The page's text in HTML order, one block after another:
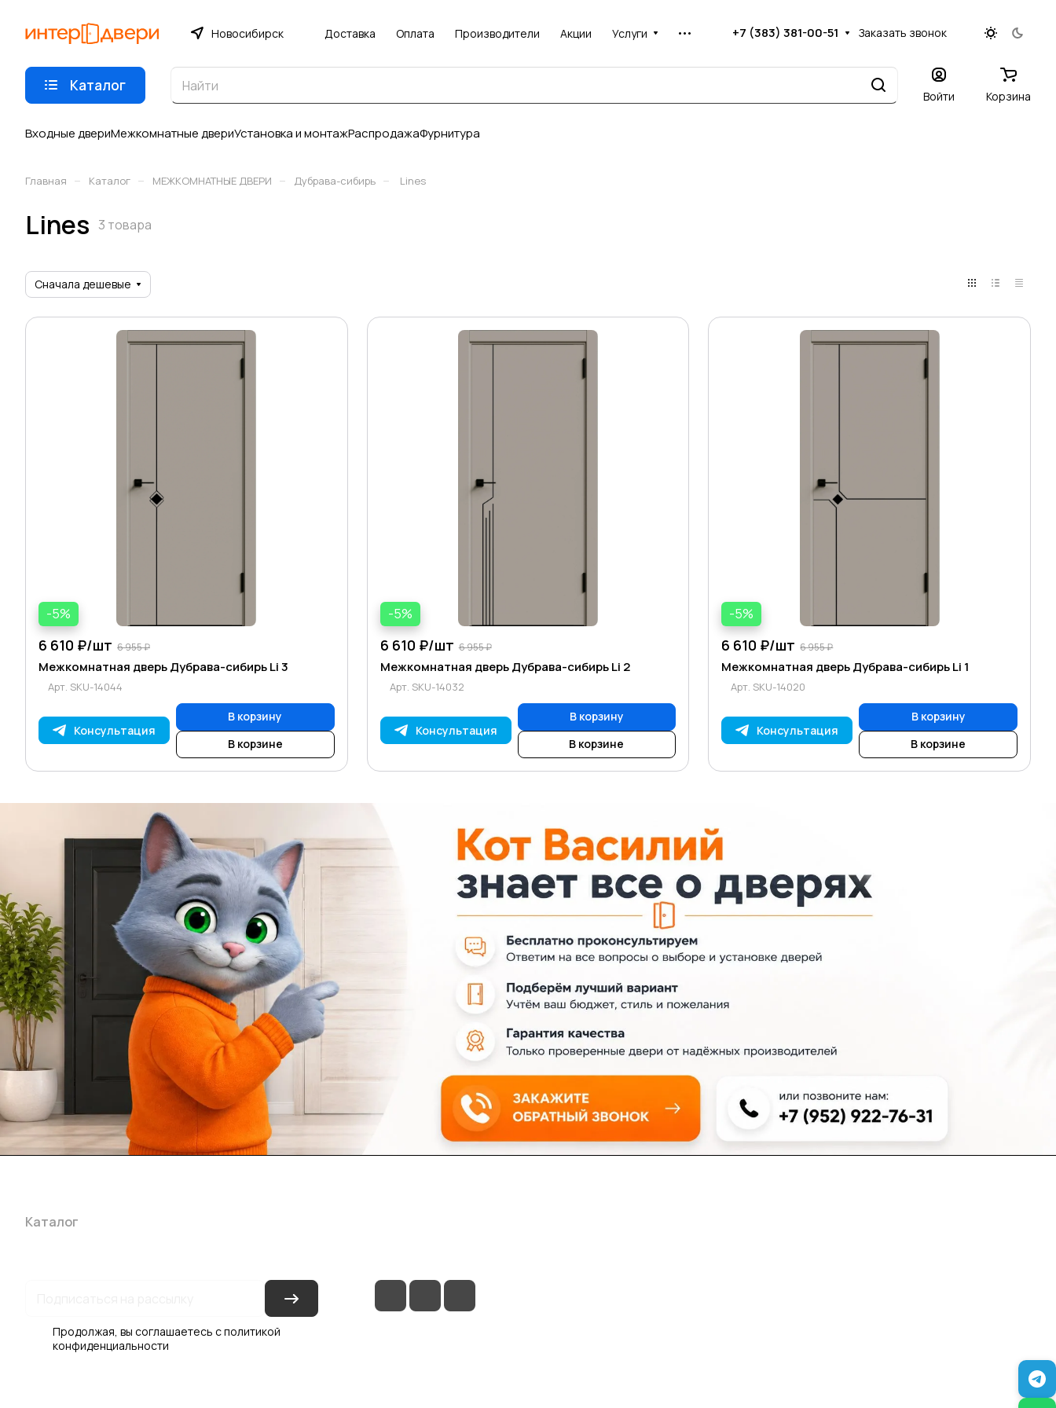
Новосибирск Доставка Оплата Производители Акции Услуги +7 (383) 381-00-51 Заказать звонок
Каталог
Войти Корзина
Входные двериМежкомнатные двериУстановка и монтажРаспродажаФурнитура
Главная – Каталог – МЕЖКОМНАТНЫЕ ДВЕРИ – Дубрава-сибирь – Lines
Lines 3 товара
Сначала дешевые
-5%
6 610 ₽/шт 6 955 ₽
Межкомнатная дверь Дубрава-сибирь Li 3
Арт. SKU-14044
Консультация
В корзину
В корзине
-5%
6 610 ₽/шт 6 955 ₽
Межкомнатная дверь Дубрава-сибирь Li 2
Арт. SKU-14032
Консультация
В корзину
В корзине
-5%
6 610 ₽/шт 6 955 ₽
Межкомнатная дверь Дубрава-сибирь Li 1
Арт. SKU-14020
Консультация
В корзину
В корзине
Каталог
Продолжая, вы соглашаетесь сполитикой
конфиденциальности